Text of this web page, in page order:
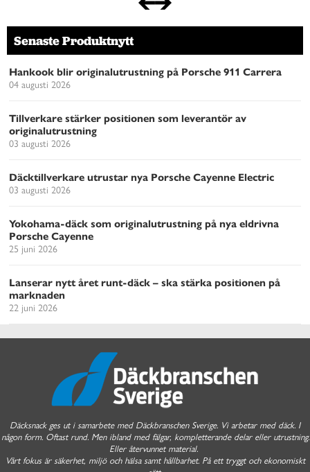
Senaste Produktnytt
Hankook blir originalutrustning på Porsche 911 Carrera
04 augusti 2026
Tillverkare stärker positionen som leverantör av
originalutrustning
03 augusti 2026
Däcktillverkare utrustar nya Porsche Cayenne Electric
03 augusti 2026
Yokohama-däck som originalutrustning på nya eldrivna
Porsche Cayenne
25 juni 2026
Lanserar nytt året runt-däck – ska stärka positionen på
marknaden
22 juni 2026
Däcksnack ges ut i samarbete med Däckbranschen Sverige. Vi arbetar med däck. I
någon form. Oftast rund. Men ibland med fälgar, kompletterande delar eller utrustning.
Eller återvunnet material.
Vårt fokus är säkerhet, miljö och hälsa samt hållbarhet. På ett tryggt och ekonomiskt